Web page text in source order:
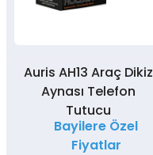
Auris AH13 Araç Dikiz
Aynası Telefon
Tutucu
Bayilere Özel
Fiyatlar